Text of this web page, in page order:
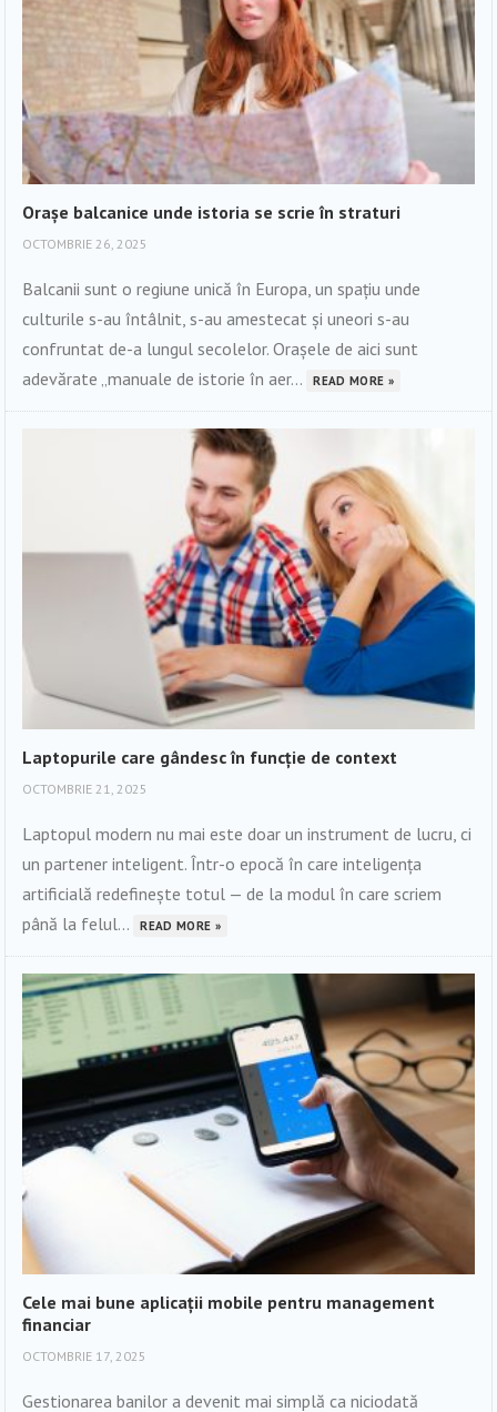
Orașe balcanice unde istoria se scrie în straturi
OCTOMBRIE 26, 2025
Balcanii sunt o regiune unică în Europa, un spațiu unde
culturile s-au întâlnit, s-au amestecat și uneori s-au
confruntat de-a lungul secolelor. Orașele de aici sunt
adevărate „manuale de istorie în aer...
READ MORE »
Laptopurile care gândesc în funcție de context
OCTOMBRIE 21, 2025
Laptopul modern nu mai este doar un instrument de lucru, ci
un partener inteligent. Într-o epocă în care inteligența
artificială redefinește totul — de la modul în care scriem
până la felul...
READ MORE »
Cele mai bune aplicații mobile pentru management
financiar
OCTOMBRIE 17, 2025
Gestionarea banilor a devenit mai simplă ca niciodată